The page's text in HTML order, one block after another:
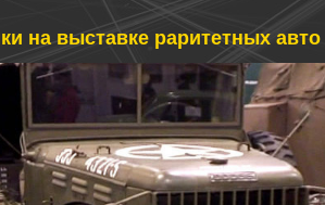
на выставке раритетных авто